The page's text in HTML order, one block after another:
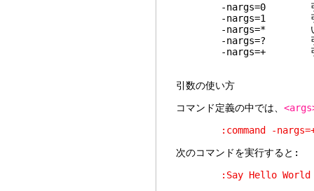
-nargs=0 引数
-nargs=1 引
-nargs=* いく
-nargs=? 引数な
-nargs=+ 引数
引数の使い方
コマンド定義の中では、
:command -nargs=+
次のコマンドを実行すると:
:Say Hello World